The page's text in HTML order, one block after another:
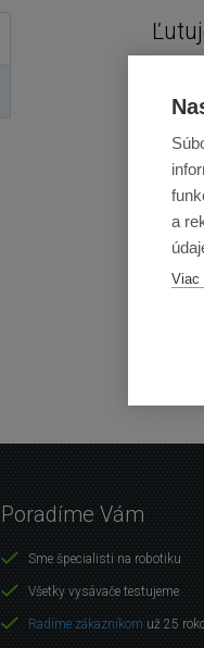
Poradíme Vám
Sme špecialisti na robotiku
Všetky vysávače testujeme
Radíme zákazníkom už 25
a
Viac